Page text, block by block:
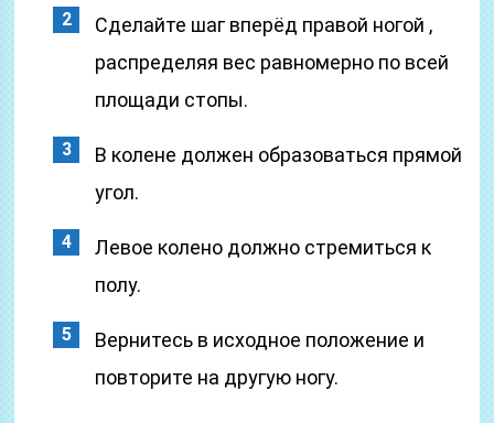
Сделайте шаг вперёд правой ногой ,
распределяя вес равномерно по всей
площади стопы.
В колене должен образоваться прямой
угол.
Левое колено должно стремиться к
полу.
Вернитесь в исходное положение и
повторите на другую ногу.